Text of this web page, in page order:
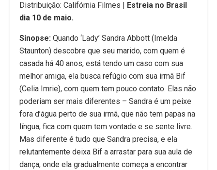
Distribuição: Califórnia Filmes | Estreia no Brasil
dia 10 de maio.
Sinopse: Quando ‘Lady’ Sandra Abbott (Imelda
Staunton) descobre que seu marido, com quem é
casada há 40 anos, está tendo um caso com sua
melhor amiga, ela busca refúgio com sua irmã Bif
(Celia Imrie), com quem tem pouco contato. Elas não
poderiam ser mais diferentes – Sandra é um peixe
fora d’água perto de sua irmã, que não tem papas na
língua, fica com quem tem vontade e se sente livre.
Mas diferente é tudo que Sandra precisa, e ela
relutantemente deixa Bif a arrastar para sua aula de
dança, onde ela gradualmente começa a encontrar